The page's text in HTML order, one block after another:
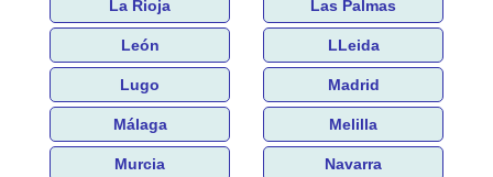
La Rioja Las Palmas
León LLeida
Lugo Madrid
Málaga Melilla
Murcia Navarra